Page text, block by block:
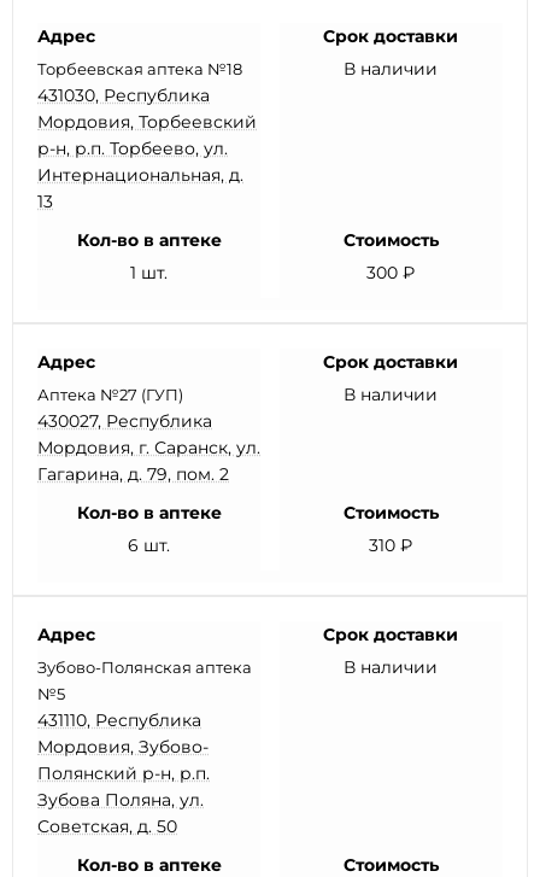
Адрес
Торбеевская аптека №18
431030, Республика
Мордовия, Торбеевский
р-н, р.п. Торбеево, ул.
Интернациональная, д.
13
Срок доставки
В наличии
Кол-во в аптеке
1 шт.
Стоимость
300 ₽
Адрес
Аптека №27 (ГУП)
430027, Республика
Мордовия, г. Саранск, ул.
Гагарина, д. 79, пом. 2
Срок доставки
В наличии
Кол-во в аптеке
6 шт.
Стоимость
310 ₽
Адрес
Зубово-Полянская аптека
№5
431110, Республика
Мордовия, Зубово-
Полянский р-н, р.п.
Зубова Поляна, ул.
Советская, д. 50
Срок доставки
В наличии
Кол-во в аптеке
Стоимость